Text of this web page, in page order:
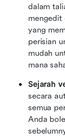
dalam
mengedit
yang
perisian
mudah
mana
Sejarah
secara
semua
Anda